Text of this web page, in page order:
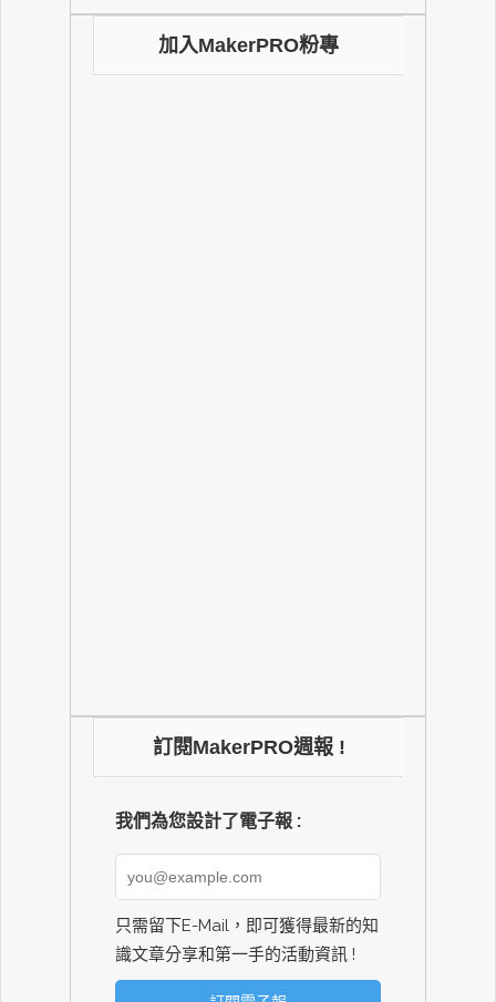
加入MakerPRO粉專
訂閱MakerPRO週報 !
我們為您設計了電子報 :
只需留下E-Mail，即可獲得最新的知
識文章分享和第一手的活動資訊 !